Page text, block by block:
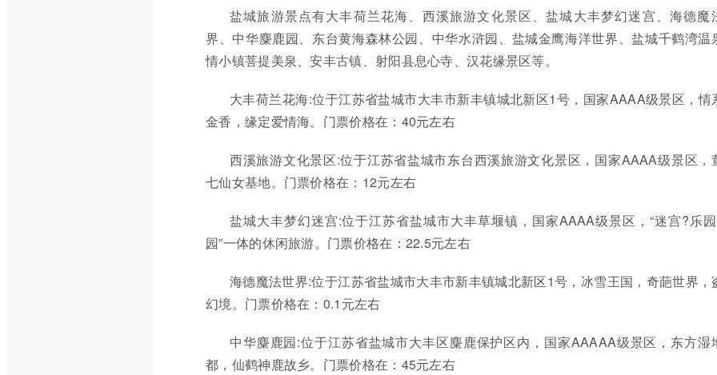
盐城旅游景点有大丰荷兰花海、西溪旅游文化景区、盐城大丰梦幻迷宫、海德魔
界、中华麋鹿园、东台黄海森林公园、中华水浒园、盐城金鹰海洋世界、盐城千鹤湾温
情小镇菩提美泉、安丰古镇、射阳县息心寺、汉花缘景区等。
大丰荷兰花海:位于江苏省盐城市大丰市新丰镇城北新区1号，国家AAAA级景区，情
金香，缘定爱情海。门票价格在：40元左右
西溪旅游文化景区:位于江苏省盐城市东台西溪旅游文化景区，国家AAAA级景区，
七仙女基地。门票价格在：12元左右
盐城大丰梦幻迷宫:位于江苏省盐城市大丰草堰镇，国家AAAA级景区，“迷宫?乐
园”一体的休闲旅游。门票价格在：22.5元左右
海德魔法世界:位于江苏省盐城市大丰市新丰镇城北新区1号，冰雪王国，奇葩世界，
幻境。门票价格在：0.1元左右
中华麋鹿园:位于江苏省盐城市大丰区麋鹿保护区内，国家AAAAA级景区，东方湿
都，仙鹤神鹿故乡。门票价格在：45元左右